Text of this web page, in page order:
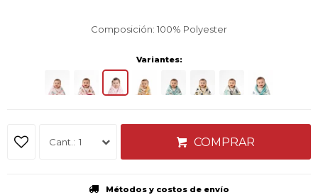
Composición: 100% Polyester
Variantes:
1 COMPRAR
Métodos y costos de envío